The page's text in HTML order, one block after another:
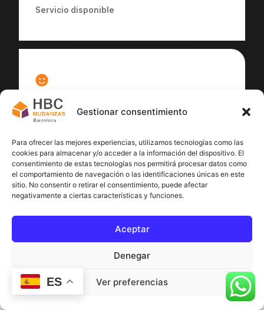
Gestionar consentimiento
Para ofrecer las mejores experiencias, utilizamos tecnologías como las
cookies para almacenar y/o acceder a la información del dispositivo. El
consentimiento de estas tecnologías nos permitirá procesar datos como
el comportamiento de navegación o las identificaciones únicas en este
sitio. No consentir o retirar el consentimiento, puede afectar
negativamente a ciertas características y funciones.
Aceptar
Denegar
Ver preferencias
Servicio disponible
100
ES